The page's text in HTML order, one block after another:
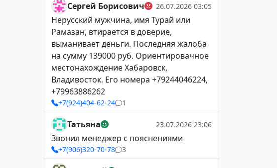
Сергей Борисович 26.07.2026 03:05
Нерусский мужчина, имя Турай или
Рамазан, втирается в доверие,
выманивает деньги. Последняя жалоба
на сумму 139000 руб. Ориентировачное
местонахождение Хабаровск,
Владивосток. Его номера +79244046224,
+79963886262
+7(924)404-62-24 1
Татьяна 23.07.2026 23:06
Звонил менеджер с пояснениями
+7(906)320-70-78 3